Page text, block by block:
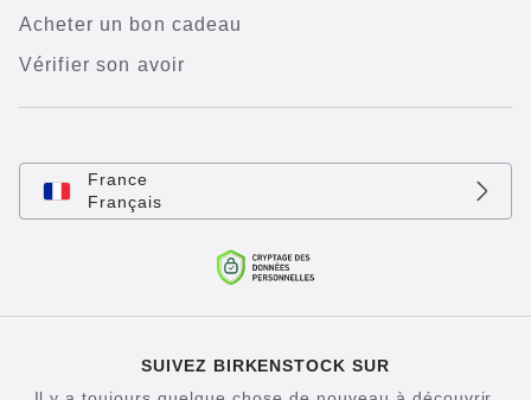
Acheter un bon cadeau
Vérifier son avoir
France
Français
SUIVEZ BIRKENSTOCK SUR